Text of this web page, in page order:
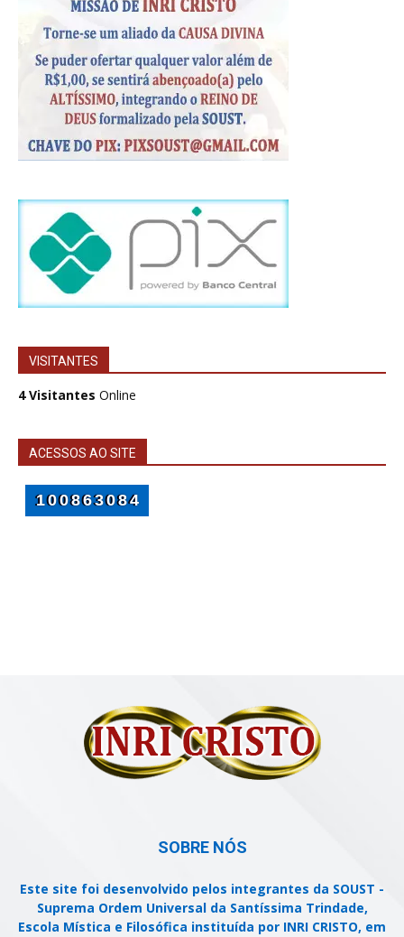
VISITANTES
4 Visitantes Online
ACESSOS AO SITE
SOBRE NÓS
Este site foi desenvolvido pelos integrantes da SOUST -
Suprema Ordem Universal da Santíssima Trindade,
Escola Mística e Filosófica instituída por INRI CRISTO, em